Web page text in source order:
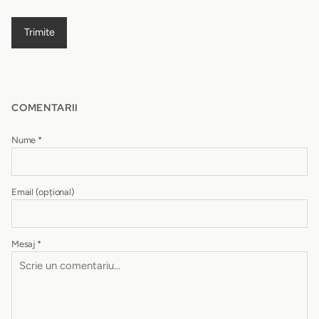
Trimite
COMENTARII
Nume *
Email (opțional)
Mesaj *